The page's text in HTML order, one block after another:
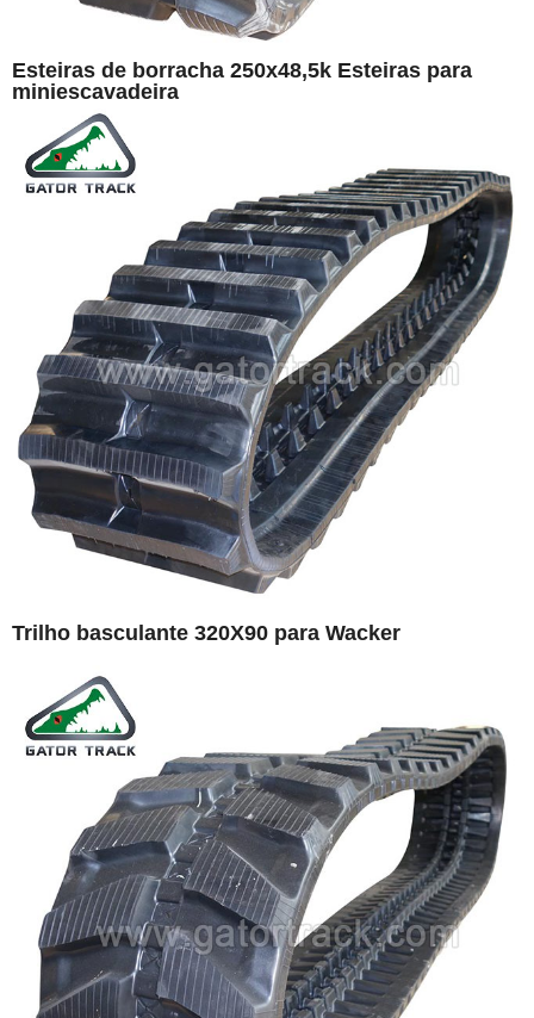
Esteiras de borracha 250x48,5k Esteiras para
miniescavadeira
Trilho basculante 320X90 para Wacker